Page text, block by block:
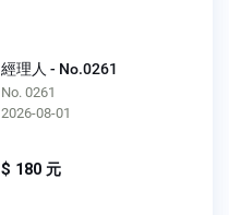
經理人 - No.0261
No. 0261
2026-08-01
$ 180 元